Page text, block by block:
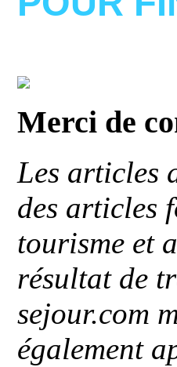
Merci de
Les articles
des articles
tourisme et
résultat de
sejour.com
également